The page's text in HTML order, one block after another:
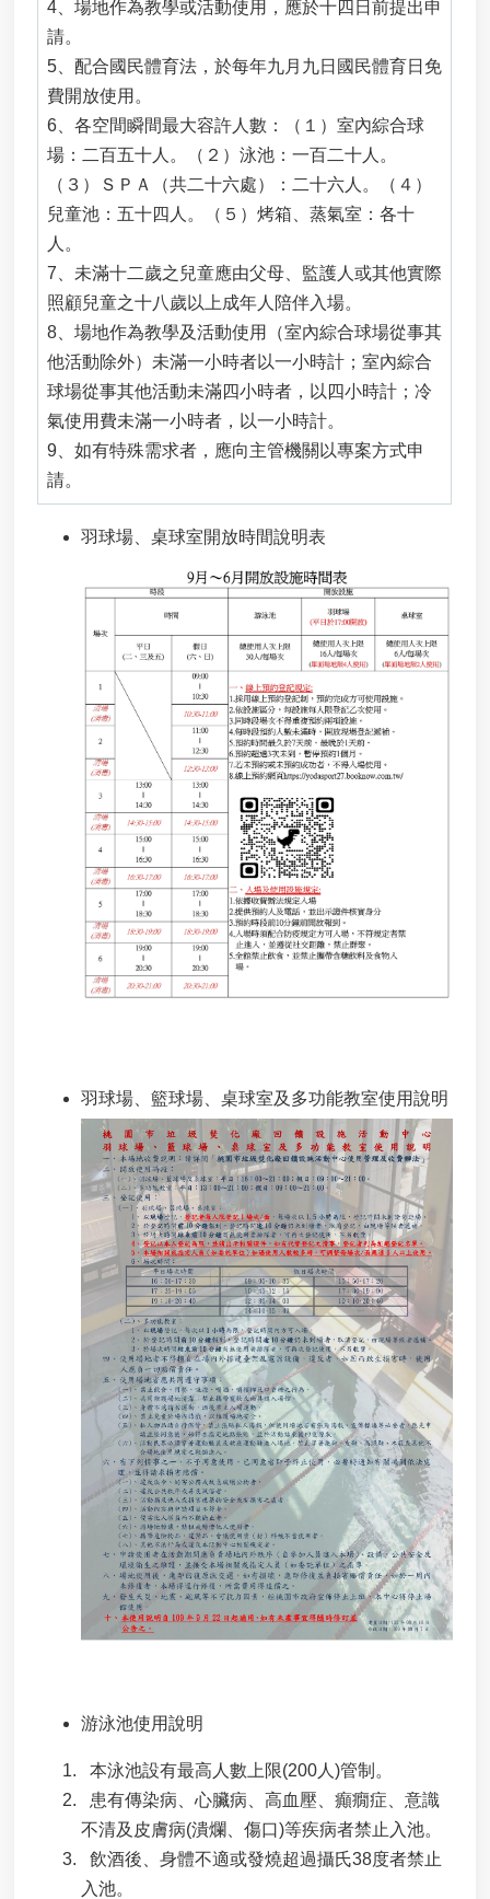
4、場地作為教學或活動使用，應於十四日前提出申
請。
5、配合國民體育法，於每年九月九日國民體育日免
費開放使用。
6、各空間瞬間最大容許人數：（１）室內綜合球
場：二百五十人。（２）泳池：一百二十人。
（３）ＳＰＡ（共二十六處）：二十六人。（４）
兒童池：五十四人。（５）烤箱、蒸氣室：各十
人。
7、未滿十二歲之兒童應由父母、監護人或其他實際
照顧兒童之十八歲以上成年人陪伴入場。
8、場地作為教學及活動使用（室內綜合球場從事其
他活動除外）未滿一小時者以一小時計；室內綜合
球場從事其他活動未滿四小時者，以四小時計；冷
氣使用費未滿一小時者，以一小時計。
9、如有特殊需求者，應向主管機關以專案方式申
請。
羽球場、桌球室開放時間說明表
羽球場、籃球場、桌球室及多功能教室使用說明
游泳池使用說明
本泳池設有最高人數上限(200人)管制。
患有傳染病、心臟病、高血壓、癲癇症、意識
不清及皮膚病(潰爛、傷口)等疾病者禁止入池。
飲酒後、身體不適或發燒超過攝氏38度者禁止
入池。